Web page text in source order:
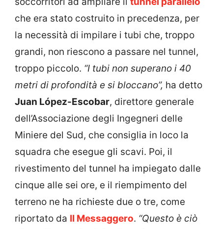
che era stato costruito in precedenza, per
la necessità di impilare i tubi che, troppo
grandi, non riescono a passare nel tunnel,
troppo piccolo. “I tubi non superano i 40
metri di profondità e si bloccano”, ha detto
Juan López-Escobar, direttore generale
dell’Associazione degli Ingegneri delle
Miniere del Sud, che consiglia in loco la
squadra che esegue gli scavi. Poi, il
rivestimento del tunnel ha impiegato dalle
cinque alle sei ore, e il riempimento del
terreno ne ha richieste due o tre, come
riportato da Il Messaggero. “Questo è ciò